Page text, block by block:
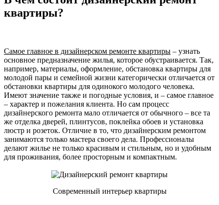
квартиры?
Самое главное в дизайнерском ремонте квартиры – узнать
основное предназначение жилья, которое обустраивается. Так,
например, материалы, оформление, обстановка квартиры для
молодой пары и семейной жизни категорически отличается от
обстановки квартиры для одинокого молодого человека.
Имеют значение также и погодные условия, и – самое главное
– характер и пожелания клиента. Но сам процесс
дизайнерского ремонта мало отличается от обычного – все та
же отделка дверей, плинтусов, поклейка обоев и установка
люстр и розеток. Отличие в то, что дизайнерским ремонтом
занимаются только мастера своего дела. Профессионалы
делают жилье не только красивым и стильным, но и удобным
для проживания, более просторным и компактным.
Современный интерьер квартиры